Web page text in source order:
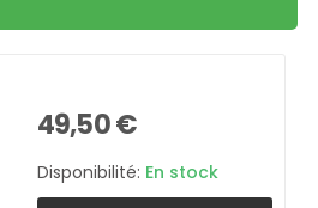
49,50 €
Disponibilité: En stock